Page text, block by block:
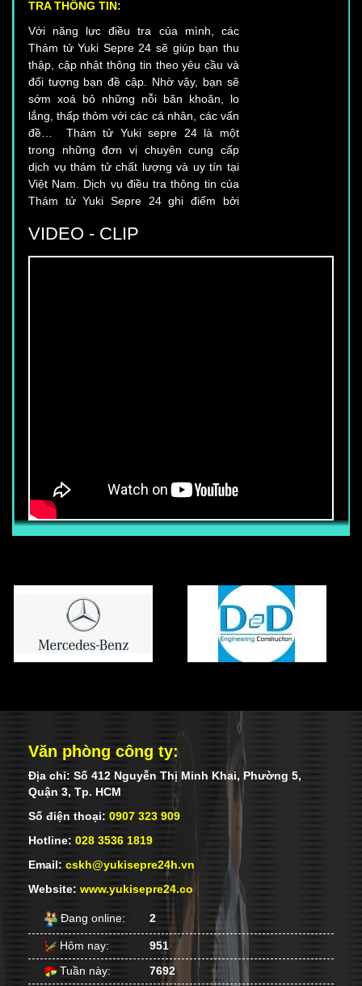
Thám tử Yuki Sepre 24 sẽ giúp bạn thu
thập, cập nhật thông tin theo yêu cầu và
đối tượng bạn đề cập. Nhờ vậy, bạn sẽ
sớm xoá bỏ những nỗi băn khoăn, lo
lắng, thấp thỏm với các cá nhân, các vấn
đề… Thám tử Yuki sepre 24 là một
trong những đơn vị chuyên cung cấp
dịch vụ thám tử chất lượng và uy tín tại
Việt Nam. Dịch vụ điều tra thông tin của
Thám tử Yuki Sepre 24 ghi điểm bởi
những đặc điểm nổi trội sau đây:
CẦN TUYỂN 50 NHÂN VIÊN BẢO VỆ
TÒA NHÀ
Thu nhập chính thức từ : 6.800.000 vnđ
khác (Tùy vị trí làm việc, khả năng Anh
ngữ, võ thuật) Nhân viên được hưởng
đầy đủ chế độ BHXH-BHYT-BHTN khi ký
hợp đồng chính thức với công ty. Mọi
chế độ khác tuân thủ đúng luật lao động
VIDEO - CLIP
Văn phòng công ty:
Địa chỉ: Số 412 Nguyễn Thị Minh Khai, Phường 5,
Quận 3, Tp. HCM
Số điện thoại: 0907 323 909
Hotline: 028 3536 1819
Email: cskh@yukisepre24h.vn
Website: www.yukisepre24.co
Đang online: 2
Hôm nay:
951
Tuần này:
7692